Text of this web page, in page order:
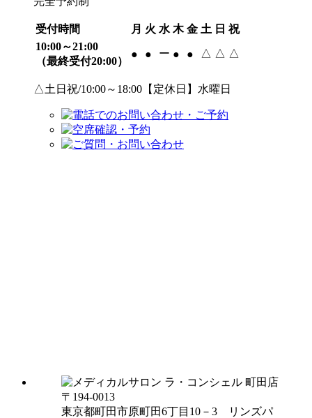
受付時間 月 火 水 木 金 土 日 祝
10:00～21:00
（最終受付20:00）
● ● ー ● ● △ △ △
△土日祝/10:00～18:00【定休日】水曜日
〒194-0013
東京都町田市原町田6丁目10－3 リンズパ